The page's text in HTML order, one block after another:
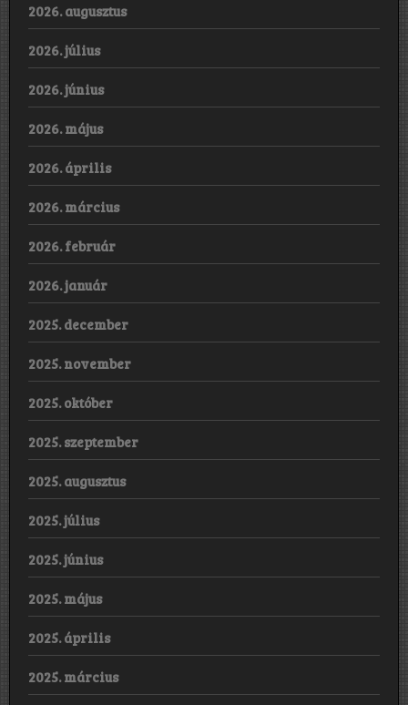
2026. augusztus
2026. július
2026. június
2026. május
2026. április
2026. március
2026. február
2026. január
2025. december
2025. november
2025. október
2025. szeptember
2025. augusztus
2025. július
2025. június
2025. május
2025. április
2025. március